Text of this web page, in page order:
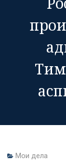
Мои дела